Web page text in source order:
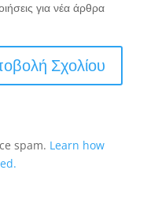
για νέα άρθρα
spam. Learn how